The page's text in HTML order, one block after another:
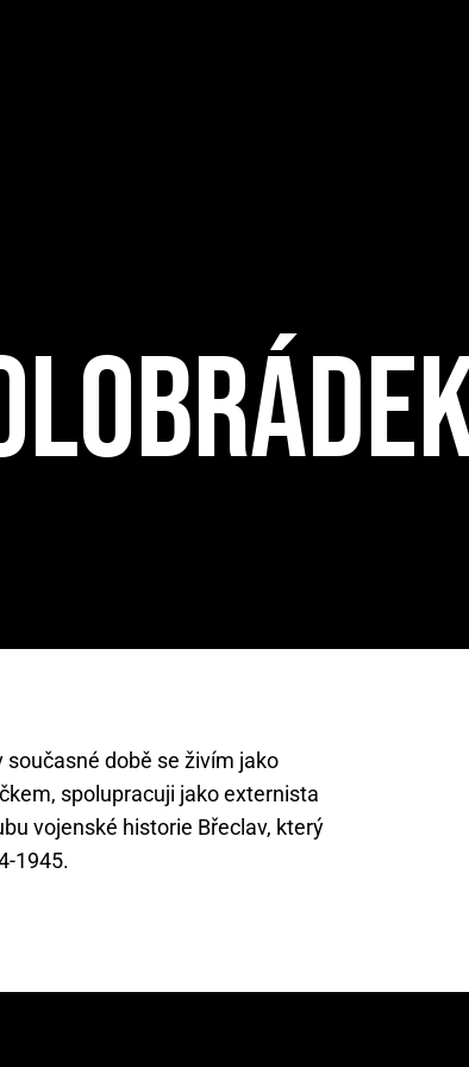
době se živím jako
spolupracuji jako externista
vojenské historie Břeclav, který
1945.